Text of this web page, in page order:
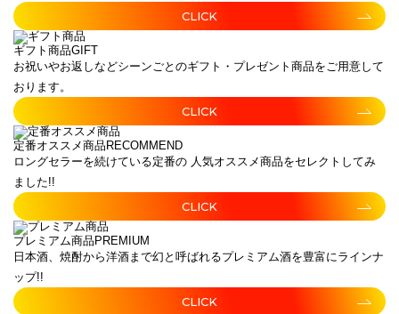
CLICK
ギフト商品GIFT
お祝いやお返しなどシーンごとのギフト・プレゼント商品をご用意して
おります。
CLICK
定番オススメ商品 RECOMMEND
ロングセラーを続けている定番の 人気オススメ商品をセレクトしてみ
ました!!
CLICK
プレミアム商品 PREMIUM
日本酒、焼酎から洋酒まで幻と呼ばれるプレミアム酒を豊富にラインナ
ップ!!
CLICK